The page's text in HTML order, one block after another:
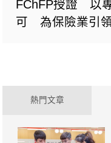
FChFP授證 以
可 為保險業引
熱門文章